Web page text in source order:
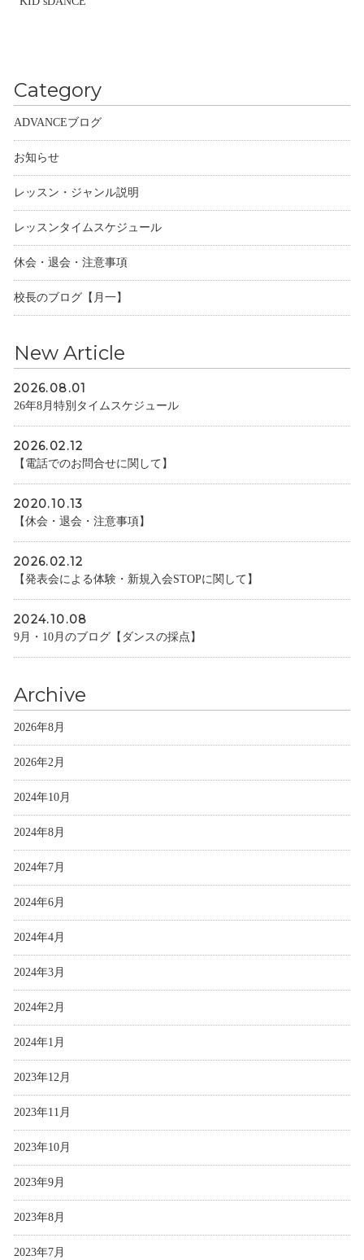
Category
ADVANCEブログ
お知らせ
レッスン・ジャンル説明
レッスンタイムスケジュール
休会・退会・注意事項
校長のブログ【月一】
New Article
2026.08.01
26年8月特別タイムスケジュール
2026.02.12
【電話でのお問合せに関して】
2020.10.13
【休会・退会・注意事項】
2026.02.12
【発表会による体験・新規入会STOPに関して】
2024.10.08
9月・10月のブログ【ダンスの採点】
Archive
2026年8月
2026年2月
2024年10月
2024年8月
2024年7月
2024年6月
2024年4月
2024年3月
2024年2月
2024年1月
2023年12月
2023年11月
2023年10月
2023年9月
2023年8月
2023年7月